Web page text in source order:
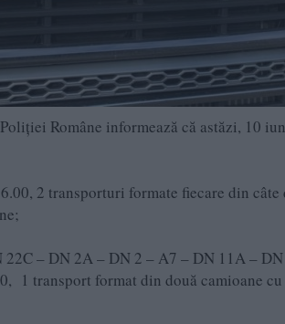
Române informează că astăzi, 10
2 transporturi formate fiecare din câte
– DN 2A – DN 2 – A7 – DN 11A –
1 transport format din două camioane